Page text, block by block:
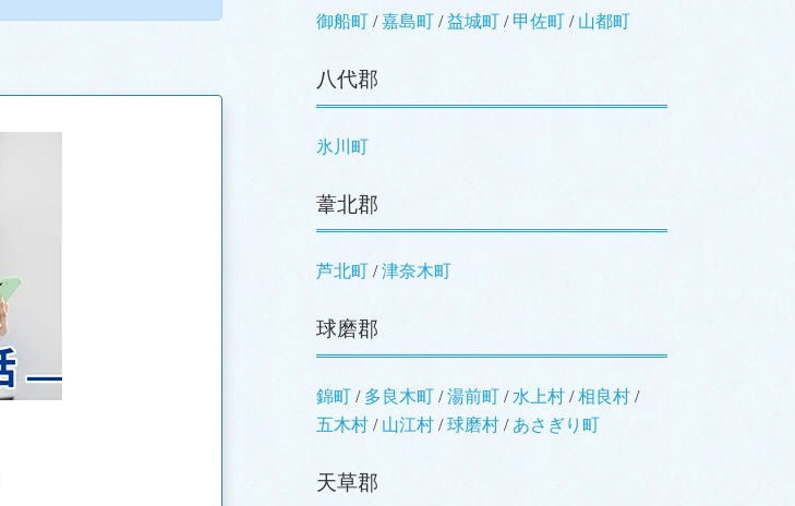
御船町 嘉島町 益城町 甲佐町 山都町
八代郡
氷川町
葦北郡
芦北町 津奈木町
球磨郡
錦町 多良木町 湯前町 水上村
相良村
五木村
山江村 球磨村 あさぎり町
天草郡